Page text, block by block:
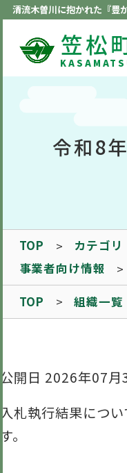
清流木曽川に抱かれた『豊
笠松
令和8
TOP カテゴリ
事業者向け情報
TOP
組織一覧
公開日 2026年07月
入札執行結果につ
す。